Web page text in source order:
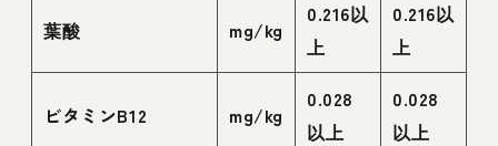
葉酸 mg/kg
0.216以
上
0.216以
上
ビタミンB12 mg/kg
0.028
以上
0.028
以上